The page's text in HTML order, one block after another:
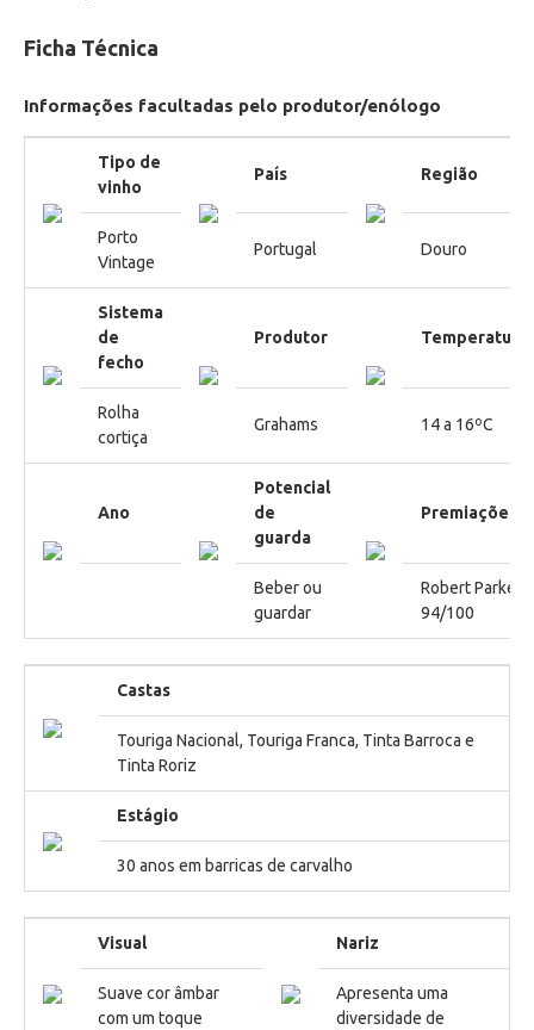
Ficha Técnica
Informações facultadas pelo produtor/enólogo
Tipo de
vinho
País Região
Porto
Vintage
Portugal Douro
Sistema
de
fecho
Produtor Temperatura
Rolha
cortiça
Grahams 14 a 16ºC
Ano
Potencial
de
guarda
Premiações
Beber ou
guardar
Robert Parker
94/100
Castas
Touriga Nacional, Touriga Franca, Tinta Barroca e
Tinta Roriz
Estágio
30 anos em barricas de carvalho
Visual Nariz
Suave cor âmbar
com um toque
Apresenta uma
diversidade de